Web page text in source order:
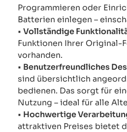
Programmieren oder
Batterien einlegen –
• Vollständige
Funktionen Ihrer Original-
vorhanden.
• Benutzerfreundliches
sind übersichtlich
bedienen. Das sorgt für
Nutzung – ideal für alle
• Hochwertige
attraktiven Preises bietet